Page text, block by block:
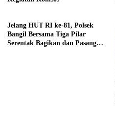
Jelang HUT RI ke-81, Polsek
Bangil Bersama Tiga Pilar
Serentak Bagikan dan Pasang